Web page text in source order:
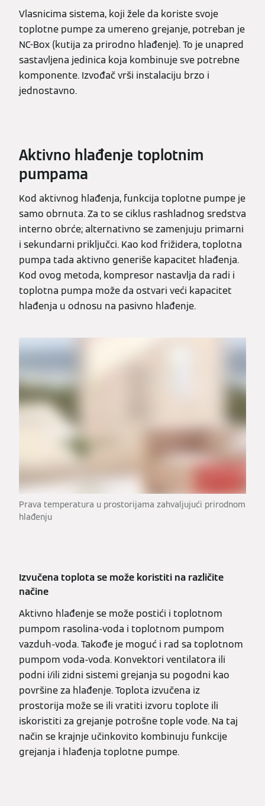
Vlasnicima sistema, koji žele da koriste svoje
toplotne pumpe za umereno grejanje, potreban je
NC-Box (kutija za prirodno hlađenje). To je unapred
sastavljena jedinica koja kombinuje sve potrebne
komponente. Izvođač vrši instalaciju brzo i
jednostavno.
Aktivno hlađenje toplotnim
pumpama
Kod aktivnog hlađenja, funkcija toplotne pumpe je
samo obrnuta. Za to se ciklus rashladnog sredstva
interno obrće; alternativno se zamenjuju primarni
i sekundarni priključci. Kao kod frižidera, toplotna
pumpa tada aktivno generiše kapacitet hlađenja.
Kod ovog metoda, kompresor nastavlja da radi i
toplotna pumpa može da ostvari veći kapacitet
hlađenja u odnosu na pasivno hlađenje.
Prava temperatura u prostorijama zahvaljujući prirodnom
hlađenju
Izvučena toplota se može koristiti na različite
načine
Aktivno hlađenje se može postići i toplotnom
pumpom rasolina-voda i toplotnom pumpom
vazduh-voda. Takođe je moguć i rad sa toplotnom
pumpom voda-voda. Konvektori ventilatora ili
podni i/ili zidni sistemi grejanja su pogodni kao
površine za hlađenje. Toplota izvučena iz
prostorija može se ili vratiti izvoru toplote ili
iskoristiti za grejanje potrošne tople vode. Na taj
način se krajnje učinkovito kombinuju funkcije
grejanja i hlađenja toplotne pumpe.